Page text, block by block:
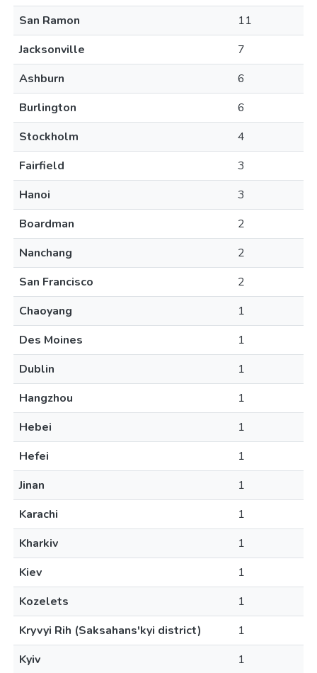
San Ramon
11
Jacksonville
7
Ashburn
6
Burlington
6
Stockholm
4
Fairfield
3
Hanoi
3
Boardman
2
Nanchang
2
San Francisco
2
Chaoyang
1
Des Moines
1
Dublin
1
Hangzhou
1
Hebei
1
Hefei
1
Jinan
1
Karachi
1
Kharkiv
1
Kiev
1
Kozelets
1
Kryvyi Rih (Saksahans'kyi district)
1
Kyiv
1